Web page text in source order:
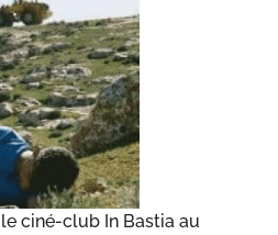
ciné-club In Bastia au